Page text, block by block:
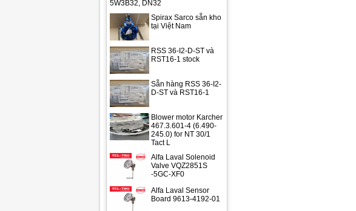
5W3B32, DN32
Spirax Sarco sẵn kho
tại Việt Nam
RSS 36-I2-D-ST và
RST16-1 stock
Sẵn hàng RSS 36-I2-
D-ST và RST16-1
Blower motor Karcher
467.3.601-4 (6.490-
245.0) for NT 30/1
Tact L
Alfa Laval Solenoid
Valve VQZ2851S
-5GC-XF0
Alfa Laval Sensor
Board 9613-4192-01